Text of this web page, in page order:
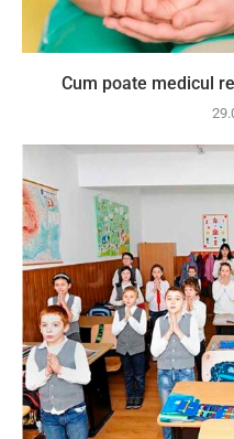
Cum poate medicul